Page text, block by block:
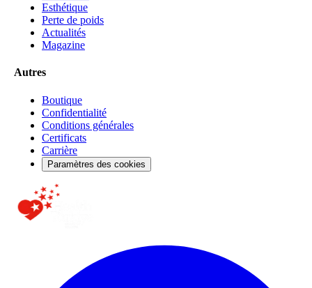
Esthétique
Perte de poids
Actualités
Magazine
Autres
Boutique
Confidentialité
Conditions générales
Certificats
Carrière
Paramètres des cookies